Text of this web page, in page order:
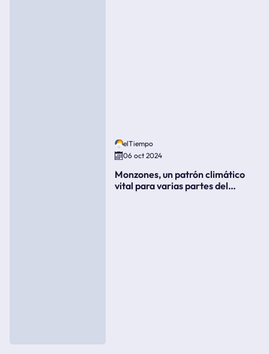
elTiempo
06 oct 2024
Monzones, un patrón climático
vital para varias partes del